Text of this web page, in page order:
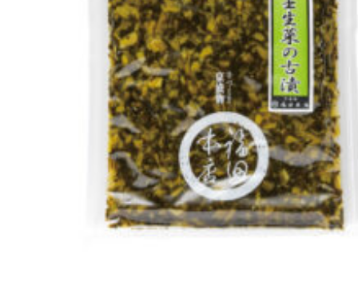
CULTURE
関西で開催。
おすすめの展覧会
おすすめの映画
誠光社で選びました。